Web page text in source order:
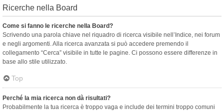
Ricerche nella Board
Come si fanno le ricerche nella Board?
Scrivendo una parola chiave nel riquadro di ricerca visibile nell’Indice, nei forum
e negli argomenti. Alla ricerca avanzata si può accedere premendo il
collegamento “Cerca” visibile in tutte le pagine. Ci possono essere differenze in
base allo stile utilizzato.
Top
Perché la mia ricerca non dà risultati?
Probabilmente la tua ricerca è troppo vaga e include dei termini troppo comuni